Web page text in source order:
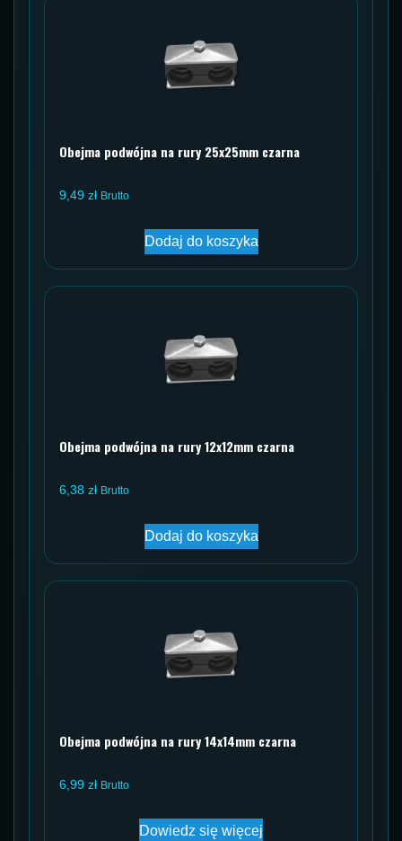
Obejma podwójna na rury 25x25mm czarna
9,49 zł Brutto
Dodaj do koszyka
Obejma podwójna na rury 12x12mm czarna
6,38 zł Brutto
Dodaj do koszyka
Obejma podwójna na rury 14x14mm czarna
6,99 zł Brutto
Dowiedz się więcej